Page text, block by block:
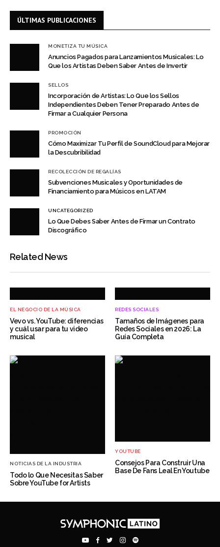
ÚLTIMAS PUBLICACIONES
MONETIZA TU MÚSICA
Anuncios Pagados para Lanzamientos Musicales: Lo
Que los Artistas Deben Saber Antes de Invertir
SELLOS
Incorporación de Artistas: Lo Que los Sellos
Independientes Deben Tener Preparado Antes de
Firmar a Cualquier Persona
PROMOCIÓN
Cómo Maximizar Tu Perfil de SoundCloud para Mejorar
la Descubribilidad
RECOLECCIÓN DE REGALÍAS
Subvenciones Musicales y Oportunidades de
Financiamiento para Músicos en LATAM
UNCATEGORIZED
Lo Que Debes Saber Antes de Firmar un Contrato
Discográfico
Related News
EL NEGOCIO DE LA MÚSICA
Vevo vs. YouTube: diferencias
y cuál usar para tu video
musical
REDES SOCIALES
Tamaños de Imágenes para
Redes Sociales en 2026: La
Guía Completa
NOTICIAS DE LA INDUSTRIA
Todo lo Que Necesitas Saber
Sobre YouTube for Artists
YOUTUBE
Consejos Para Construir Una
Base De Fans Leal En Youtube